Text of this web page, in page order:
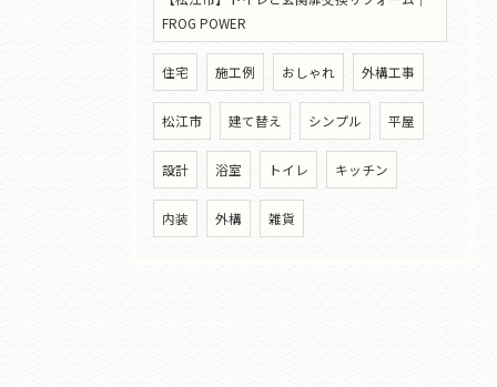
FROG POWER
住宅 施工例 おしゃれ 外構工事
松江市 建て替え シンプル 平屋
設計 浴室 トイレ キッチン
内装 外構 雑貨